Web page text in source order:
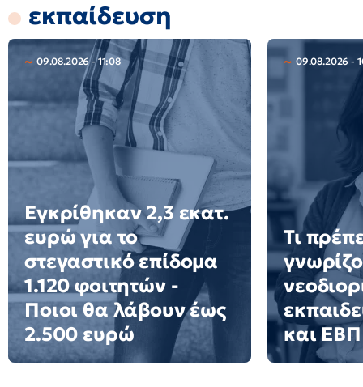
εκπαίδευση
09.08.2026 - 11:08
Εγκρίθηκαν 2,3 εκατ.
ευρώ για το
στεγαστικό επίδομα
1.120 φοιτητών -
Ποιοι θα λάβουν έως
2.500 ευρώ
09.08.2026 -
Τι
και ΕΒΠ